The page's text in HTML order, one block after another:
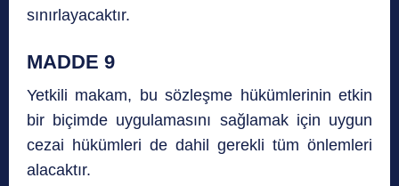
sınırlayacaktır.
MADDE 9
Yetkili makam, bu sözleşme hükümlerinin etkin
bir biçimde uygulamasını sağlamak için uygun
cezai hükümleri de dahil gerekli tüm önlemleri
alacaktır.